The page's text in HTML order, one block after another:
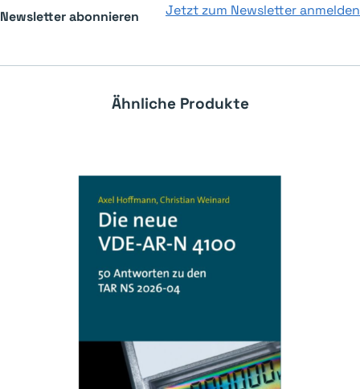
Newsletter abonnieren Jetzt zum Newsletter anmelden
Ähnliche Produkte